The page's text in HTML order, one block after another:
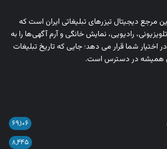
مرجع دیجیتال تیزرهای تبلیغاتی ایران است که
رادیویی، نمایش خانگی و آرم‌ آگهی‌ها را به‌
شما قرار می‌ دهد؛ جایی که تاریخ تبلیغات
همیشه در دسترس است.
۶۹,۱۰۶
۸,۴۴۵